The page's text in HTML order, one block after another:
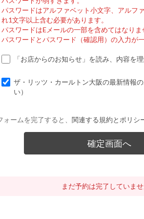
パスワードはアルファベット小文字、アルフ
れ1文字以上含む必要があります。
パスワードはEメールの一部を含めてはなりま
パスワードとパスワード（確認用）の入力が
「お店からのお知らせ」を読み、内容を
ザ・リッツ・カールトン大阪の最新情報
い）
ォームを完了すると、 関連する規約とポリシ
まだ予約は完了していませ